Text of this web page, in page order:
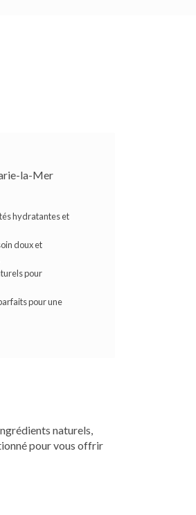
la-Mer
hydratantes et
doux et
pour
pour une
naturels,
pour vous offrir